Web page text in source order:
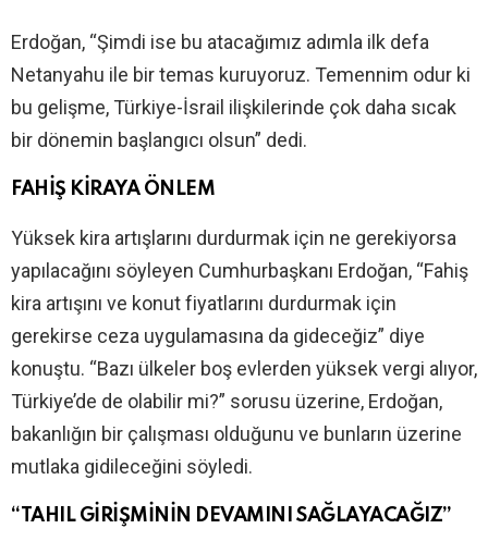
Erdoğan, “Şimdi ise bu atacağımız adımla ilk defa
Netanyahu ile bir temas kuruyoruz. Temennim odur ki
bu gelişme, Türkiye-İsrail ilişkilerinde çok daha sıcak
bir dönemin başlangıcı olsun” dedi.
FAHİŞ KİRAYA ÖNLEM
Yüksek kira artışlarını durdurmak için ne gerekiyorsa
yapılacağını söyleyen Cumhurbaşkanı Erdoğan, “Fahiş
kira artışını ve konut fiyatlarını durdurmak için
gerekirse ceza uygulamasına da gideceğiz” diye
konuştu. “Bazı ülkeler boş evlerden yüksek vergi alıyor,
Türkiye’de de olabilir mi?” sorusu üzerine, Erdoğan,
bakanlığın bir çalışması olduğunu ve bunların üzerine
mutlaka gidileceğini söyledi.
“TAHIL GİRİŞMİNİN DEVAMINI SAĞLAYACAĞIZ”